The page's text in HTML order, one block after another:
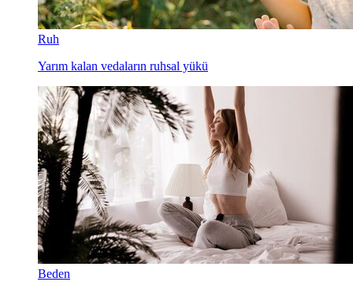
Ruh
Yarım kalan vedaların ruhsal yükü
Beden